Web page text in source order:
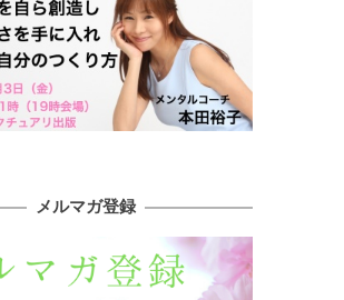
メルマガ登録